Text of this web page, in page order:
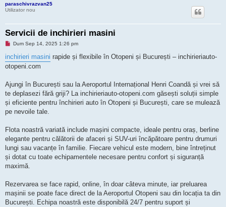
paraschivrazvan25
Utilizator nou
Servicii de inchirieri masini
M
s
a
j
c
t
Dum Sep 14, 2025 1:26 pm
inchirieri masini rapide și flexibile în Otopeni și București – inchirieriauto-
otopeni.com
Ajungi în București sau la Aeroportul Internațional Henri Coandă și vrei să
te deplasezi fără griji? La inchirieriauto-otopeni.com găsești soluții simple
și eficiente pentru închirieri auto în Otopeni și București, care se mulează
pe nevoile tale.
Flota noastră variată include mașini compacte, ideale pentru oraș, berline
elegante pentru călătorii de afaceri și SUV-uri încăpătoare pentru drumuri
lungi sau vacanțe în familie. Fiecare vehicul este modern, bine întreținut
și dotat cu toate echipamentele necesare pentru confort și siguranță
maximă.
Rezervarea se face rapid, online, în doar câteva minute, iar preluarea
mașinii se poate face direct de la Aeroportul Otopeni sau din locația ta din
București. Echipa noastră este disponibilă 24/7 pentru suport și